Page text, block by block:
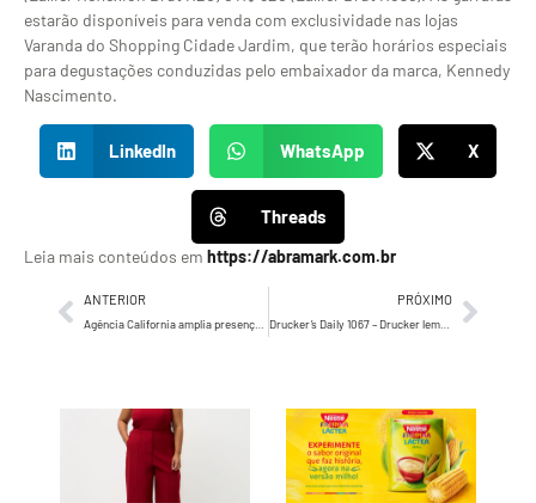
estarão disponíveis para venda com exclusividade nas lojas
Varanda do Shopping Cidade Jardim, que terão horários especiais
para degustações conduzidas pelo embaixador da marca, Kennedy
Nascimento.
LinkedIn WhatsApp X
Threads
Leia mais conteúdos em https://abramark.com.br
ANTERIOR PRÓXIMO
Drucker’s Daily 1067 – Drucker lembra e avisa, sobre as comunicações mais importantes…